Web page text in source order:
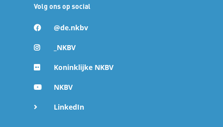
Volg ons op social
@de.nkbv
_NKBV
Koninklijke NKBV
NKBV
LinkedIn